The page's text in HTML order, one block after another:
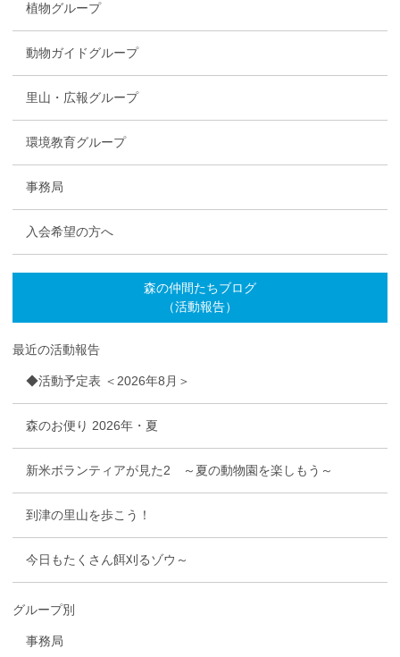
植物グループ
動物ガイドグループ
里山・広報グループ
環境教育グループ
事務局
入会希望の方へ
森の仲間たちブログ
（活動報告）
最近の活動報告
◆活動予定表 ＜2026年8月＞
森のお便り 2026年・夏
新米ボランティアが見た2 ～夏の動物園を楽しもう～
到津の里山を歩こう！
今日もたくさん餌刈るゾウ～
グループ別
事務局